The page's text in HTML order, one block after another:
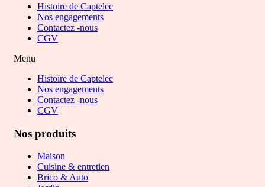
Histoire de Captelec
Nos engagements
Contactez -nous
CGV
Menu
Histoire de Captelec
Nos engagements
Contactez -nous
CGV
Nos produits
Maison
Cuisine & entretien
Brico & Auto